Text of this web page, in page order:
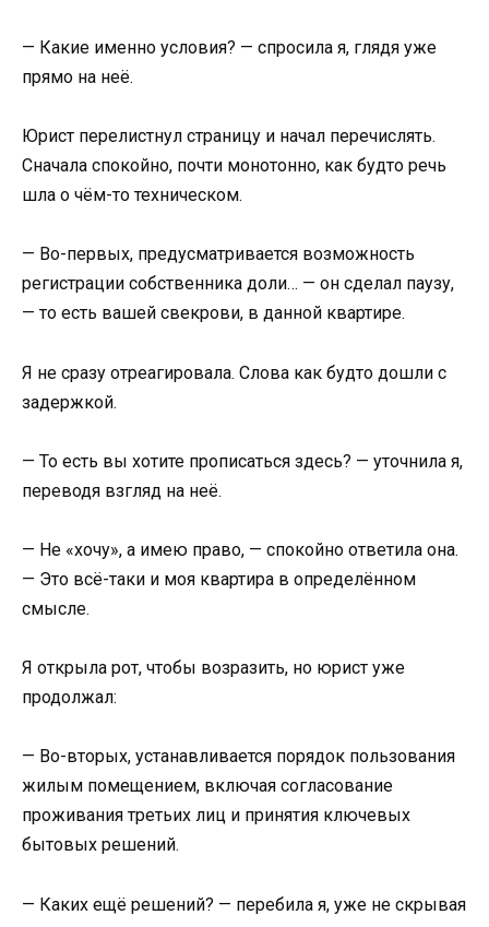
— Какие именно условия? — спросила я, глядя уже
прямо на неё.
Юрист перелистнул страницу и начал перечислять.
Сначала спокойно, почти монотонно, как будто речь
шла о чём-то техническом.
— Во-первых, предусматривается возможность
регистрации собственника доли… — он сделал паузу,
— то есть вашей свекрови, в данной квартире.
Я не сразу отреагировала. Слова как будто дошли с
задержкой.
— То есть вы хотите прописаться здесь? — уточнила я,
переводя взгляд на неё.
— Не «хочу», а имею право, — спокойно ответила она.
— Это всё-таки и моя квартира в определённом
смысле.
Я открыла рот, чтобы возразить, но юрист уже
продолжал:
— Во-вторых, устанавливается порядок пользования
жилым помещением, включая согласование
проживания третьих лиц и принятия ключевых
бытовых решений.
— Каких ещё решений? — перебила я, уже не скрывая